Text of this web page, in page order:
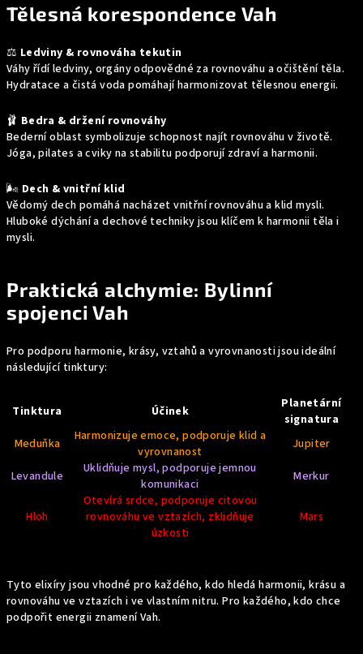
Tělesná korespondence Vah
⚖️ Ledviny & rovnováha tekutin
Váhy řídí ledviny, orgány odpovědné za rovnováhu a očištění těla.
Hydratace a čistá voda pomáhají harmonizovat tělesnou energii.
🩰 Bedra & držení rovnováhy
Bederní oblast symbolizuje schopnost najít rovnováhu v životě.
Jóga, pilates a cviky na stabilitu podporují zdraví a harmonii.
🌬️ Dech & vnitřní klid
Vědomý dech pomáhá nacházet vnitřní rovnováhu a klid mysli.
Hluboké dýchání a dechové techniky jsou klíčem k harmonii těla i
mysli.
Praktická alchymie: Bylinní
spojenci Vah
Pro podporu harmonie, krásy, vztahů a vyrovnanosti jsou ideální
následující tinktury:
Tinktura Účinek
Planetární
signatura
Meduňka
Harmonizuje emoce, podporuje klid a
vyrovnanost
Jupiter
Levandule
Uklidňuje mysl, podporuje jemnou
komunikaci
Merkur
Hloh
Otevírá srdce, podporuje citovou
rovnováhu ve vztazích, zklidňuje
úzkosti
Mars
Tyto elixíry jsou vhodné pro každého, kdo hledá harmonii, krásu a
rovnováhu ve vztazích i ve vlastním nitru. Pro každého, kdo chce
podpořit energii znamení Vah.